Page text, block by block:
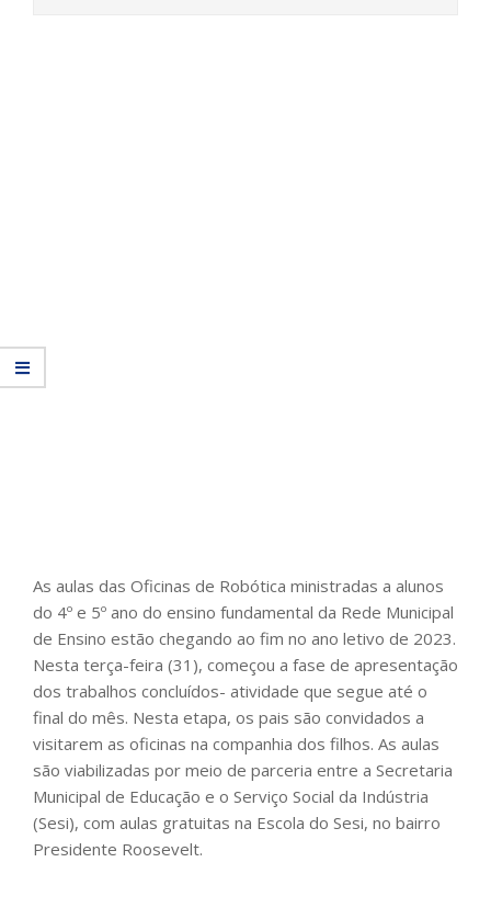
As aulas das Oficinas de Robótica ministradas a alunos
do 4º e 5º ano do ensino fundamental da Rede Municipal
de Ensino estão chegando ao fim no ano letivo de 2023.
Nesta terça-feira (31), começou a fase de apresentação
dos trabalhos concluídos- atividade que segue até o
final do mês. Nesta etapa, os pais são convidados a
visitarem as oficinas na companhia dos filhos. As aulas
são viabilizadas por meio de parceria entre a Secretaria
Municipal de Educação e o Serviço Social da Indústria
(Sesi), com aulas gratuitas na Escola do Sesi, no bairro
Presidente Roosevelt.